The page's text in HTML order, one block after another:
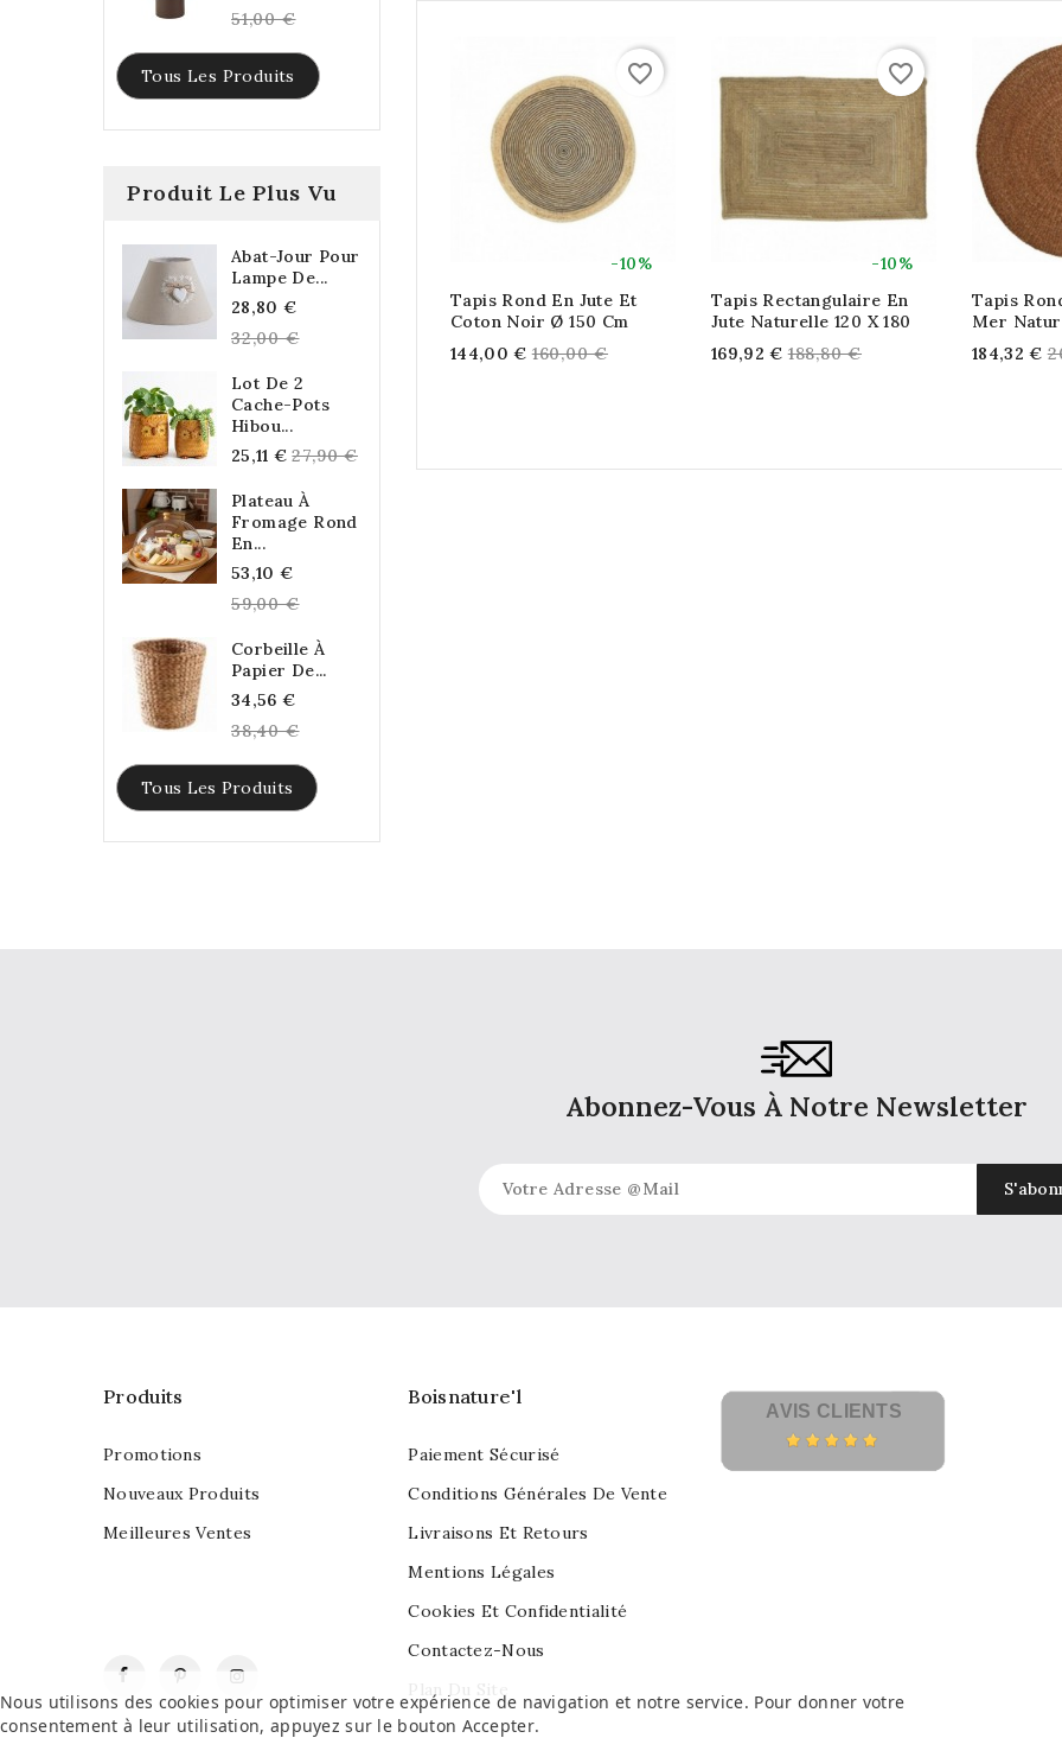
51,00 €
Tous Les Produits
Produit Le Plus Vu
Abat-Jour Pour
Lampe De...
28,80 €
price
32,00 €
Lot De 2
Cache-Pots
Hibou...
25,11 € Regular
27,90 €
Plateau À
Fromage Rond
En...
53,10 €
price
59,00 €
Corbeille À
Papier De...
34,56 €
price
38,40 €
Tous Les Produits
-10%
favorite_border
Tapis Rond En Jute Et
Coton Noir Ø 150 Cm
144,00 € Regular
160,00 €
-10%
favorite_border
Tapis Rectangulaire En
Jute Naturelle 120 X 180
169,92 € Regular
188,80 €
Tapis
Mer
184,32 €
Abonnez-Vous À Notre Newsletter
FacebookPinterest
Produits
Promotions
Nouveaux Produits
Meilleures Ventes
Boisnature'l
Paiement Sécurisé
Conditions Générales De Vente
Livraisons Et Retours
Mentions Légales
Cookies Et Confidentialité
Contactez-Nous
Nous utilisons des cookies pour optimiser votre expérience de navigation et notre service. Pour donner votre
consentement à leur utilisation, appuyez sur le bouton Accepter.
AVIS CLIENTS